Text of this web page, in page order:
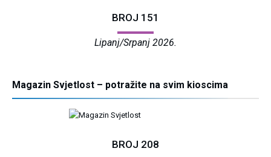
BROJ 151
Lipanj/Srpanj 2026.
Magazin Svjetlost – potražite na svim kioscima
BROJ 208